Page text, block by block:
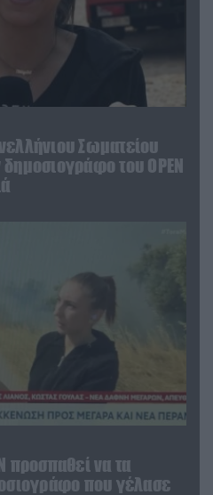
Σωματείου
του OPEN
προσπαθεί να τα
που γέλασε